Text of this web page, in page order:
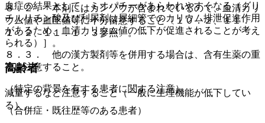
血症の結果として、ミオパチーがあらわれやすくなる（グリ
チルリチン酸及び利尿剤は尿細管でのカリウム排泄促進作用
があるため、血清カリウム値の低下が促進されることが考え
られる）］。
高齢者
減量するなど注意すること（一般に生理機能が低下してい
る）。
８．２． 本剤にはカンゾウが含まれているので、血清カリ
ウム値や血圧値等に十分留意すること〔１０．２、１１．
１．２、１１．１．３参照〕。
８．３． 他の漢方製剤等を併用する場合は、含有生薬の重
複に注意すること。
（特定の背景を有する患者に関する注意）
（合併症・既往歴等のある患者）